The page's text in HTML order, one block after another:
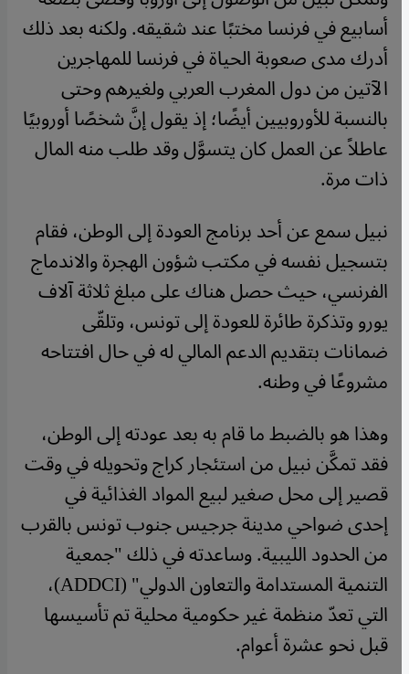
أسابيع في فرنسا مختبًا عند شقيقه. ولكنه بعد ذلك
أدرك مدى صعوبة الحياة في فرنسا للمهاجرين
الآتين من دول المغرب العربي ولغيرهم وحتى
بالنسبة للأوروبيين أيضًا؛ إذ يقول إنَّ شخصًا أوروبيًا
عاطلاً عن العمل كان يتسوَّل وقد طلب منه المال
ذات مرة.
نبيل سمع عن أحد برنامج العودة إلى الوطن، فقام
بتسجيل نفسه في مكتب شؤون الهجرة والاندماج
الفرنسي، حيث حصل هناك على مبلغ ثلاثة آلاف
يورو وتذكرة طائرة للعودة إلى تونس، وتلقّى
ضمانات بتقديم الدعم المالي له في حال افتتاحه
مشروعًا في وطنه.
وهذا هو بالضبط ما قام به بعد عودته إلى الوطن،
فقد تمكَّن نبيل من استئجار كراج وتحويله في وقت
قصير إلى محل صغير لبيع المواد الغذائية في
إحدى ضواحي مدينة جرجيس جنوب تونس بالقرب
من الحدود الليبية. وساعدته في ذلك "جمعية
التنمية المستدامة والتعاون الدولي" (ADDCI)،
التي تعدّ منظمة غير حكومية محلية تم تأسيسها
قبل نحو عشرة أعوام.